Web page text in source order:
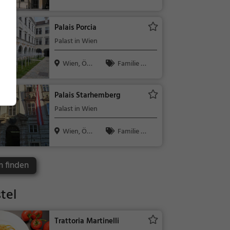
Palais Porcia
Palast in Wien
Wien, Öst
Familie &
Palais Starhemberg
Palast in Wien
Wien, Öst
Familie &
finden
Trattoria Martinelli